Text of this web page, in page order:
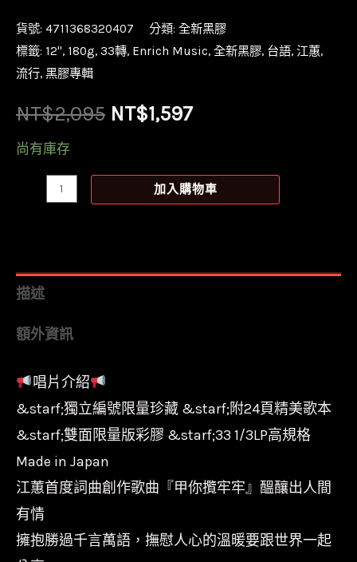
貨號: 4711368320407 分類: 全新黑膠
標籤: 12'', 180g, 33轉, Enrich Music, 全新黑膠, 台語, 江蕙,
流行, 黑膠專輯
NT$2,095 原
NT$1,597目
價
尚有庫存
圖
彩
江
蕙
-
甲
你
攬
牢
牢/180g/
加入購物車
描述
額外資訊
唱片介紹
&starf;獨立編號限量珍藏 &starf;附24頁精美歌本
&starf;雙面限量版彩膠 &starf;33 1/3LP高規格
Made in Japan
江蕙首度詞曲創作歌曲『甲你攬牢牢』醞釀出人間
有情
擁抱勝過千言萬語，撫慰人心的溫暖要跟世界一起